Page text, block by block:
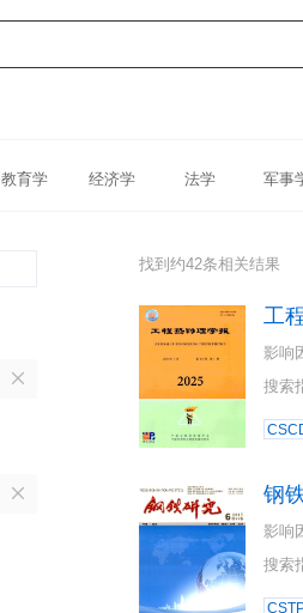
教育学 经济学 法学 军事
找到约42条相关结果
工
影响
搜索
钢
影响
搜索